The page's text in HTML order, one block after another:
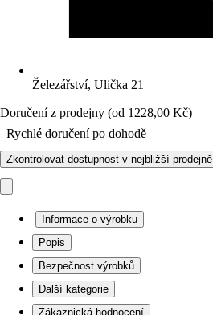
Železářství, Ulička 21
Doručení z prodejny (od 1228,00 Kč)
Rychlé doručení po dohodě
Zkontrolovat dostupnost v nejbližší prodejně
Informace o výrobku
Popis
Bezpečnost výrobků
Další kategorie
Zákaznická hodnocení